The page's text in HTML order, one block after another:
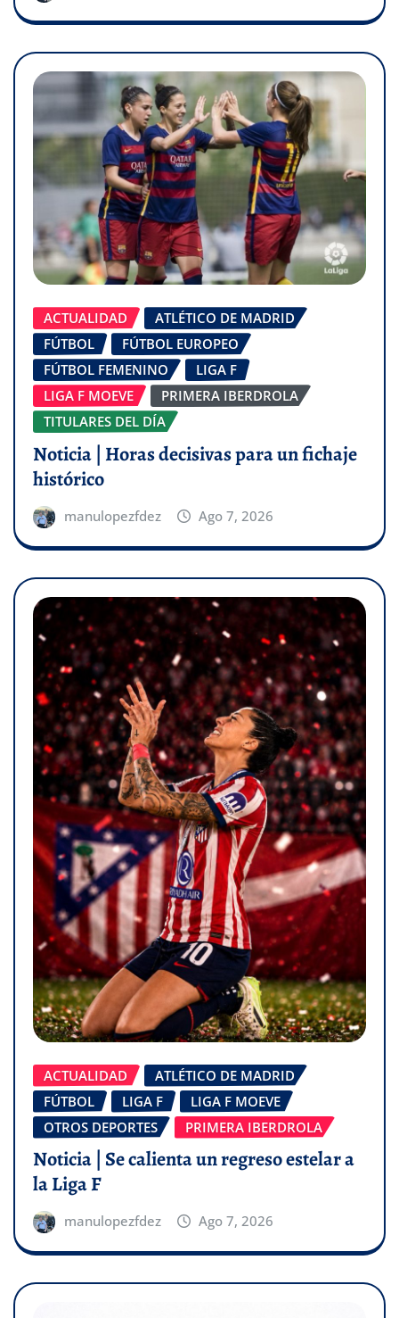
ACTUALIDAD
ATLÉTICO DE MADRID
FÚTBOL
FÚTBOL EUROPEO
FÚTBOL FEMENINO
LIGA F
LIGA F MOEVE
PRIMERA IBERDROLA
TITULARES DEL DÍA
Noticia | Horas decisivas para un fichaje
histórico
manulopezfdez Ago 7, 2026
ACTUALIDAD
ATLÉTICO DE MADRID
FÚTBOL
LIGA F
LIGA F MOEVE
OTROS DEPORTES
PRIMERA IBERDROLA
Noticia | Se calienta un regreso estelar a
la Liga F
manulopezfdez Ago 7, 2026